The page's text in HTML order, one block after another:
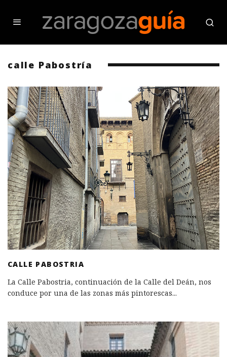
calle Pabostría
CALLE PABOSTRIA
La Calle Pabostria, continuación de la Calle del Deán, nos
conduce por una de las zonas más pintorescas...